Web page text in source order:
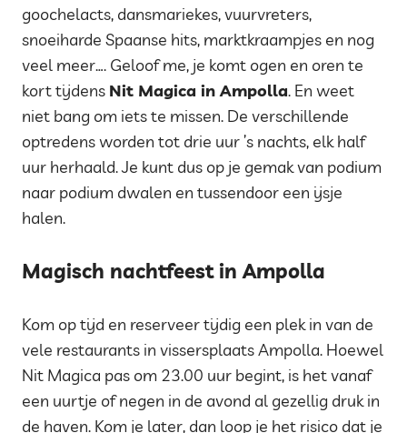
goochelacts, dansmariekes, vuurvreters,
snoeiharde Spaanse hits, marktkraampjes en nog
veel meer…. Geloof me, je komt ogen en oren te
kort tijdens Nit Magica in Ampolla. En weet
niet bang om iets te missen. De verschillende
optredens worden tot drie uur ’s nachts, elk half
uur herhaald. Je kunt dus op je gemak van podium
naar podium dwalen en tussendoor een ijsje
halen.
Magisch nachtfeest in Ampolla
Kom op tijd en reserveer tijdig een plek in van de
vele restaurants in vissersplaats Ampolla. Hoewel
Nit Magica pas om 23.00 uur begint, is het vanaf
een uurtje of negen in de avond al gezellig druk in
de haven. Kom je later, dan loop je het risico dat je